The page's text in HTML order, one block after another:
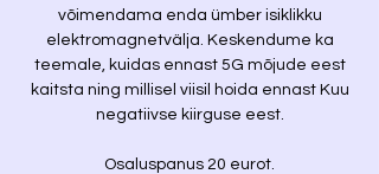
võimendama enda ümber isiklikku
elektromagnetvälja. Keskendume ka
teemale, kuidas ennast 5G mõjude eest
kaitsta ning millisel viisil hoida ennast Kuu
negatiivse kiirguse eest.
Osaluspanus 20 eurot.